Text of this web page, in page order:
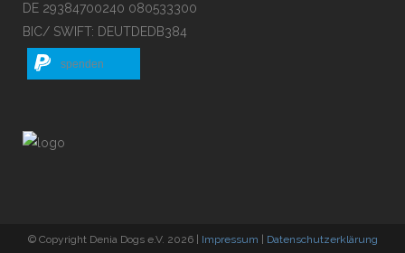
DE 29384700240 080533300
BIC/ SWIFT: DEUTDEDB384
spenden
© Copyright Denia Dogs e.V. 2026 | Impressum | Datenschutzerklärung